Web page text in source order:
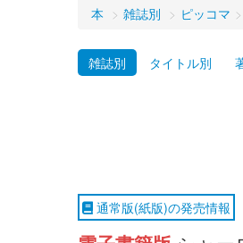
本 > 雑誌別 > ピッコマ >
雑誌別 タイトル別
通常版(紙版)の発売情報